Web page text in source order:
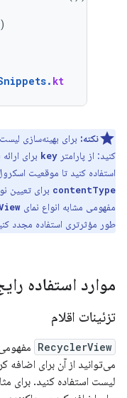
)
. kt
نکته: برای بهینه‌سازی
کنید: از پارامتر key برای
استفاده کنید تا موقعیت
contentType برای تعیین
مفهومی مشابه انواع نمای
طور مؤثرتری استفاده مجدد
موارد استفاده
تزئینات اقلام
RecyclerView
می‌توانید از آن برای
لیست استفاده کنید. برای